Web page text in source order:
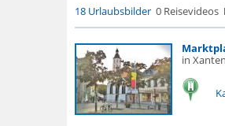
18 Urlaubsbilder 0 Reisevideos
in Xanten